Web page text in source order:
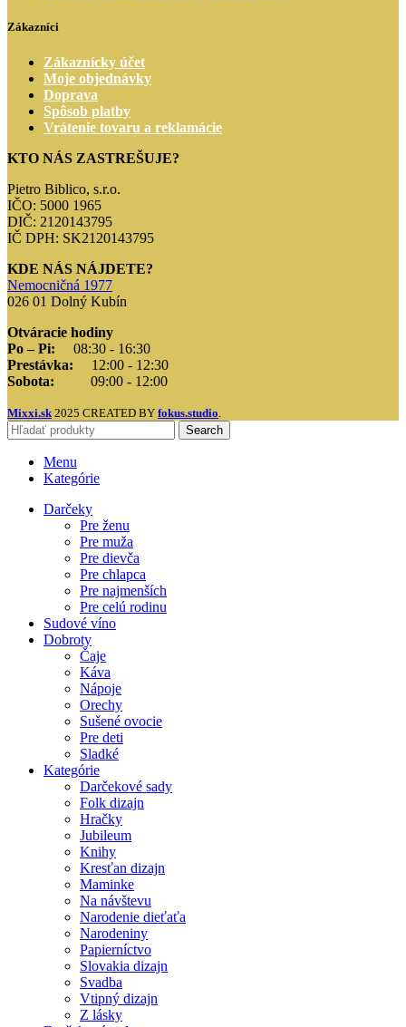
Zákazníci
Zákaznícky účet
Moje objednávky
Doprava
Spôsob platby
Vrátenie tovaru a reklamácie
KTO NÁS ZASTREŠUJE?
Pietro Biblico, s.r.o.
IČO: 5000 1965
DIČ: 2120143795
IČ DPH: SK2120143795
KDE NÁS NÁJDETE?
Nemocničná 1977
026 01 Dolný Kubín
Otváracie hodiny
Po – Pi:
08:30 - 16:30
Prestávka:
12:00 - 12:30
Sobota:
09:00 - 12:00
Mixxi.sk 2025 CREATED BY fokus.studio
Search
Menu
Kategórie
Darčeky
Pre ženu
Pre muža
Pre dievča
Pre chlapca
Pre najmenších
Pre celú rodinu
Sudové víno
Dobroty
Čaje
Káva
Nápoje
Orechy
Sušené ovocie
Pre deti
Sladké
Kategórie
Darčekové sady
Folk dizajn
Hračky
Jubileum
Knihy
Kresťan dizajn
Maminke
Na návštevu
Narodenie dieťaťa
Narodeniny
Papierníctvo
Slovakia dizajn
Svadba
Vtipný dizajn
Z lásky